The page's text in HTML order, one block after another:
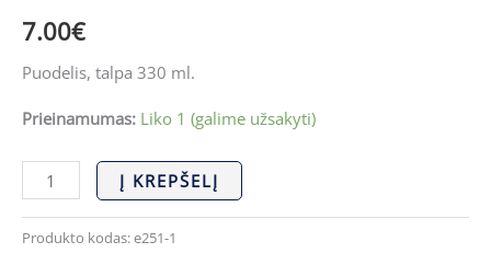
7.00€
Puodelis, talpa 330 ml.
Prieinamumas: Liko 1 (galime užsakyti)
Į KREPŠELĮ
Produkto kodas:e251-1